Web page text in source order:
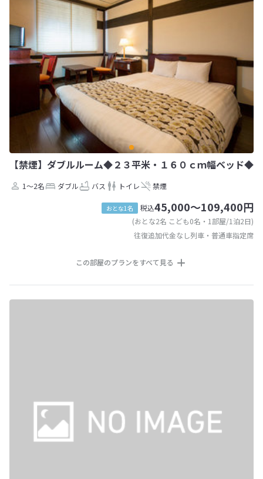
【禁煙】ダブルルーム◆２３平米・１６０ｃｍ幅ベッド◆
1～2名 ダブル バス トイレ 禁煙
おとな1名 税込45,000～109,400円
(おとな2名 こども0名・1部屋/1泊2日)
往復追加代金なし列車・普通車指定席
この部屋のプランをすべて見る